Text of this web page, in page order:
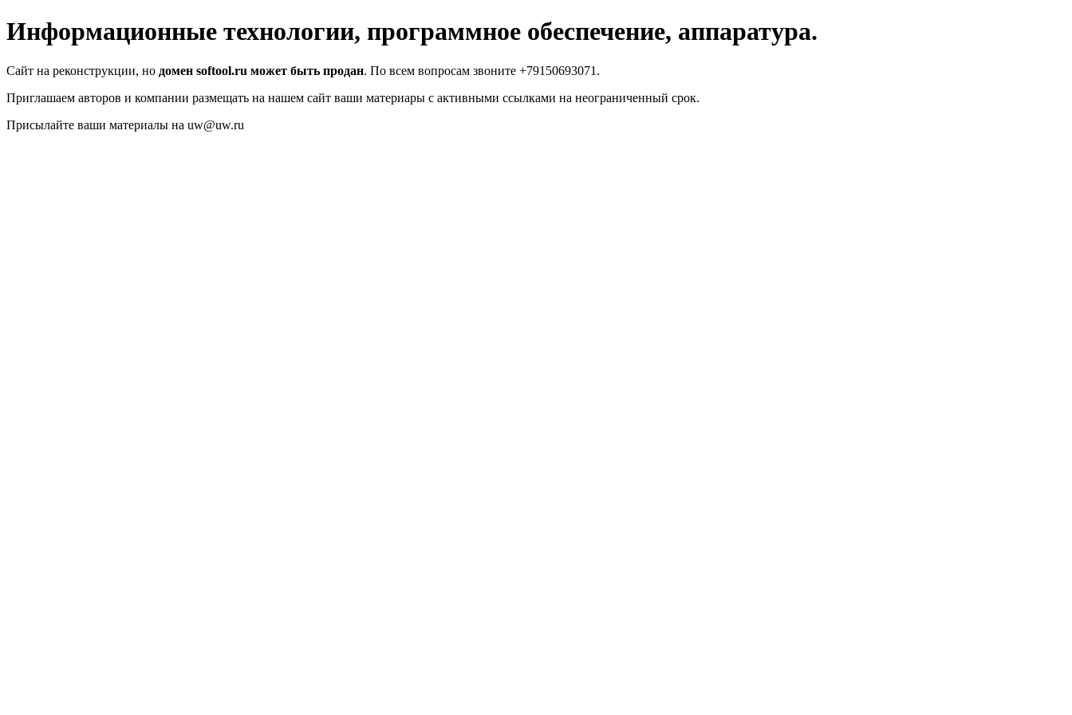
Информационные технологии, программное обеспечение, аппаратура.
Сайт на реконструкции, но домен softool.ru может быть продан. По всем вопросам звоните +79150693071.
Приглашаем авторов и компании размещать на нашем сайт ваши материары с активными ссылками на неограниченный срок.
Присылайте ваши материалы на uw@uw.ru